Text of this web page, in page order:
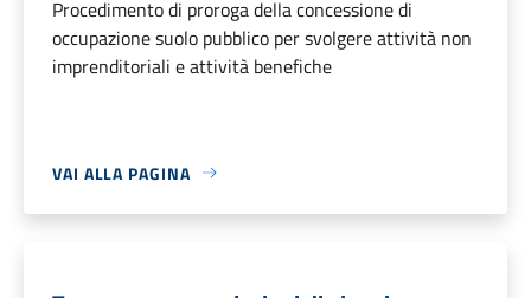
Procedimento di proroga della concessione di
occupazione suolo pubblico per svolgere attività non
imprenditoriali e attività benefiche
VAI ALLA PAGINA